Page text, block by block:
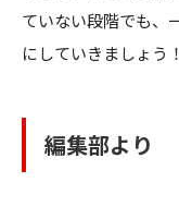
ていない段階でも、
にしていきましょう！
編集部より